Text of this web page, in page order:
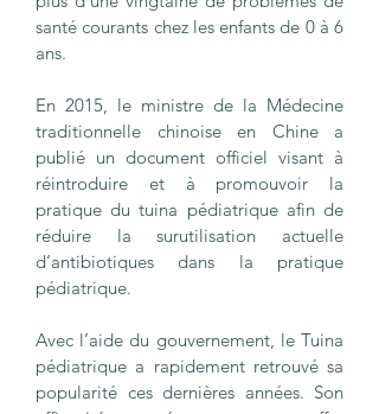
santé courants chez les enfants de 0 à 6
ans.
En 2015, le ministre de la Médecine
traditionnelle chinoise en Chine a
publié un document officiel visant à
réintroduire et à promouvoir la
pratique du tuina pédiatrique afin de
réduire la surutilisation actuelle
d’antibiotiques dans la pratique
pédiatrique.
Avec l’aide du gouvernement, le Tuina
pédiatrique a rapidement retrouvé sa
popularité ces dernières années. Son